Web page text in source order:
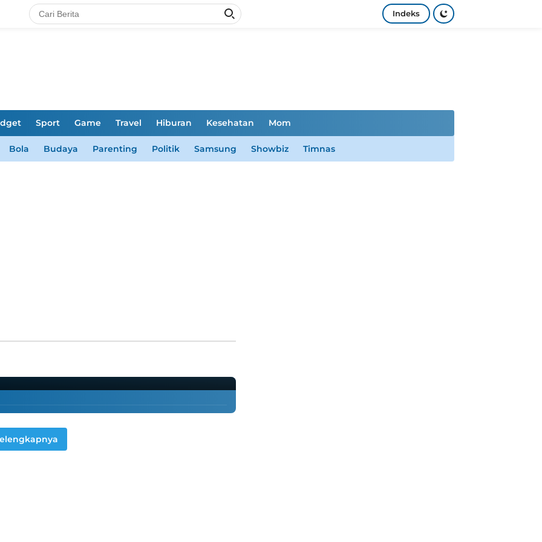
Indeks
Sport Game Travel Hiburan Kesehatan Mom
Bola Budaya Parenting Politik Samsung Showbiz Timnas
Pilihan Murah dengan